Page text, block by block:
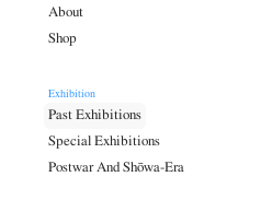
About
Shop
Exhibition
Past Exhibitions
Special Exhibitions
Postwar And Shōwa-Era